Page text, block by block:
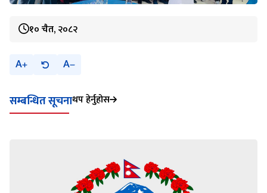
१० चैत, २०८२
A A
सम्बन्धित सूचनाथप हेर्नुहोस